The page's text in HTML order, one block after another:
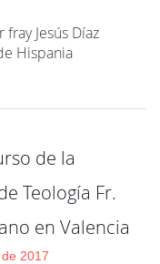
Jesús Díaz
Hispania
de la
Teología Fr.
en Valencia
2017